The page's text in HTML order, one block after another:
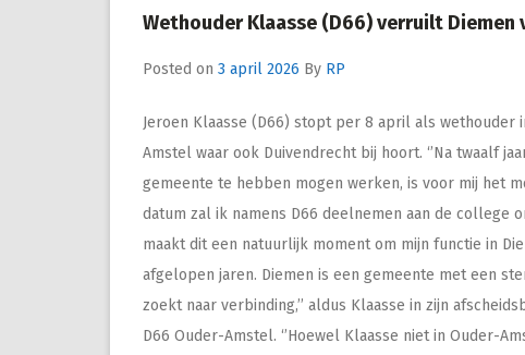
Wethouder Klaasse (D66) verruilt Diemen
Posted on 3 april 2026 By RP
Jeroen Klaasse (D66) stopt per 8 april als wethouder
Amstel waar ook Duivendrecht bij hoort. ‘’Na twaalf
gemeente te hebben mogen werken, is voor mij het
datum zal ik namens D66 deelnemen aan de college
maakt dit een natuurlijk moment om mijn functie in
afgelopen jaren. Diemen is een gemeente met een
zoekt naar verbinding,’’ aldus Klaasse in zijn
D66 Ouder-Amstel. ‘’Hoewel Klaasse niet in Ouder-